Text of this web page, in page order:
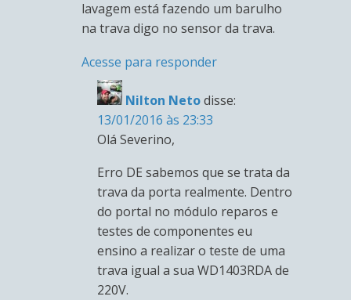
lavagem está fazendo um barulho
na trava digo no sensor da trava.
Acesse para responder
Nilton Netodisse:
13/01/2016 às 23:33
Olá Severino,
Erro DE sabemos que se trata da
trava da porta realmente. Dentro
do portal no módulo reparos e
testes de componentes eu
ensino a realizar o teste de uma
trava igual a sua WD1403RDA de
220V.